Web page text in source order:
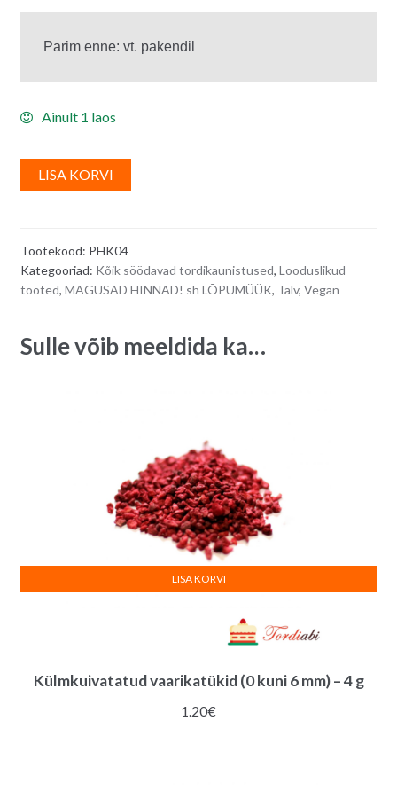
Ainult 1 laos
LISA KORVI
l
i
Tootekood: PHK04
Kategooriad: Kõik söödavad tordikaunistused, Looduslikud
tooted, MAGUSAD HINNAD! sh LÕPUMÜÜK, Talv, Vegan
Sulle võib meeldida ka…
Külmkuivatatud vaarikatükid (0 kuni 6 mm) – 4 g
1.20€
LISA KORVI